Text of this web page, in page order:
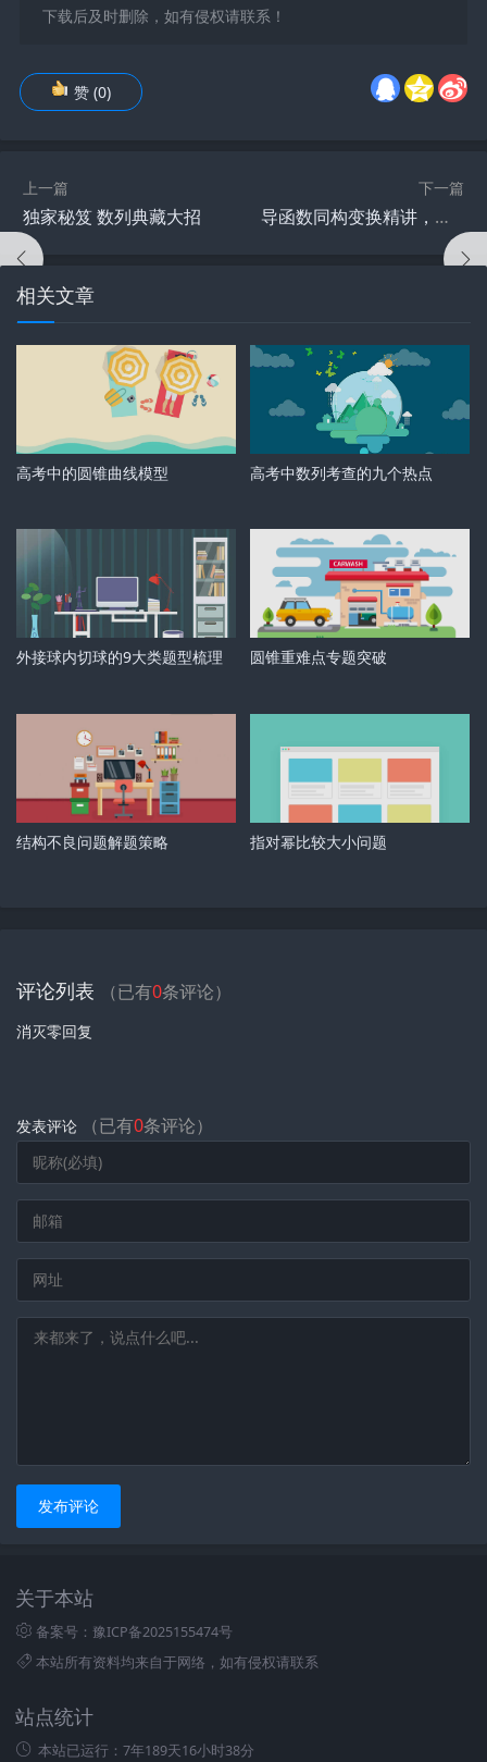
下载后及时删除，如有侵权请联系！
赞 (0)
上一篇
独家秘笈 数列典藏大招
下一篇
导函数同构变换精讲，从此导函数不在是路人
相关文章
高考中的圆锥曲线模型 高考中数列考查的九个热点
外接球内切球的9大类题型梳理 圆锥重难点专题突破
结构不良问题解题策略 指对幂比较大小问题
评论列表 （已有0条评论）
消灭零回复
发表评论 （已有0条评论）
发布评论
关于本站
备案号：豫ICP备2025155474号
本站所有资料均来自于网络，如有侵权请联系
站点统计
本站已运行： 7年189天16小时38分